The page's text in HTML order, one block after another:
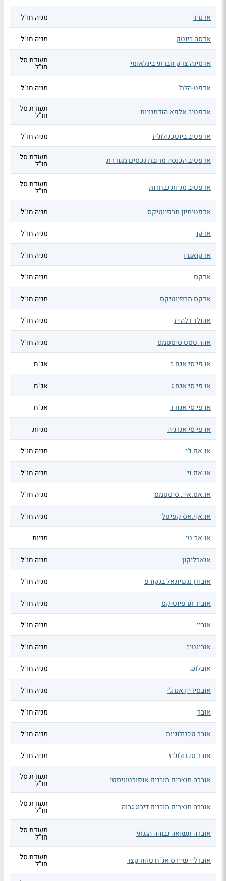
אדנרד מניה חו"ל
אדסה ביוטק מניה חו"ל
אדסינה צדק חברתי בינלאומי תעודת סל
חו"ל
אדפט-הלת'
מניה חו"ל
אדפטיב אלפא הזדמנויות תעודת סל
חו"ל
אדפטיב ביוטכנולוג'יז
מניה חו"ל
אדפטיב הכנסה מרובת נכסים מגודרת תעודת סל
חו"ל
אדפטיב מניות נבחרות תעודת סל
חו"ל
אדפטימיון תרפיוטיקס
מניה חו"ל
אדקו מניה חו"ל
אדקואגרו מניה חו"ל
אדקס מניה חו"ל
אדקס תרפיוטיקס מניה חו"ל
אהולד דלהייז מניה חו"ל
אהר טסט סיסטמס מניה חו"ל
או פי סי אגח ב אג"ח
או פי סי אגח ג אג"ח
או פי סי אגח ד אג"ח
או פי סי אנרגיה מניות
או.אם.ג'י מניה חו"ל
או.אם.וי מניה חו"ל
או.אס.איי. סיסטמס מניה חו"ל
או.אף.אס קפיטל מניה חו"ל
או.אר.טי מניות
אוארליקון מניה חו"ל
אובורן ננשיונאל בנקורפ מניה חו"ל
אוביד תרפיוטיקס מניה חו"ל
אוביי מניה חו"ל
אובינטיב מניה חו"ל
אובלונג מניה חו"ל
אובסידיין אנרג'י מניה חו"ל
אובר מניה חו"ל
אובר טכנולוגיות מניה חו"ל
אובר טכנולוג'יז מניה חו"ל
אוברה מוצרים מובנים אופורטוניסטי תעודת סל
חו"ל
אוברה מוצרים מובנים דירוג גבוה תעודת סל
חו"ל
אוברה תשואה גבוהה הגנתי תעודת סל
חו"ל
אוברליי שיירס אג"ח טווח קצר תעודת סל
חו"ל